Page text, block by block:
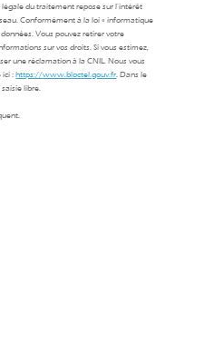
légale du traitement repose sur l'intérêt
Conformément à la loi « informatique
Vous pouvez retirer votre
sur vos droits. Si vous estimez,
une réclamation à la CNIL. Nous vous
ici :https://www.bloctel.gouv.fr . Dans le
libre.